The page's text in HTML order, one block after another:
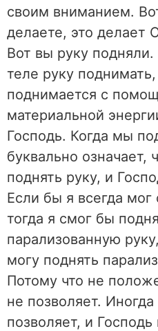
своим вниманием.
делаете, это делает
Вот вы руку
теле руку
поднимается с
материальной
Господь. Когда мы
буквально означает,
поднять руку, и
Если бы я всегда мог
тогда я смог бы
парализованную
могу поднять
Потому что не
не позволяет. Иногда
позволяет, и